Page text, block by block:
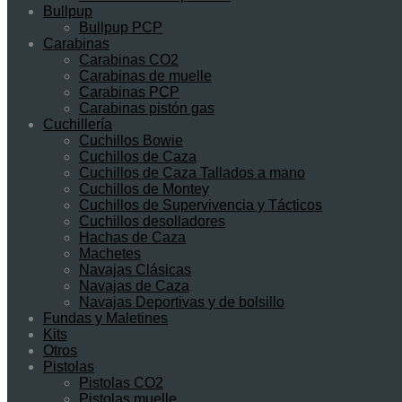
Bullpup
Bullpup PCP
Carabinas
Carabinas CO2
Carabinas de muelle
Carabinas PCP
Carabinas pistón gas
Cuchillería
Cuchillos Bowie
Cuchillos de Caza
Cuchillos de Caza Tallados a mano
Cuchillos de Montey
Cuchillos de Supervivencia y Tácticos
Cuchillos desolladores
Hachas de Caza
Machetes
Navajas Clásicas
Navajas de Caza
Navajas Deportivas y de bolsillo
Fundas y Maletines
Kits
Otros
Pistolas
Pistolas CO2